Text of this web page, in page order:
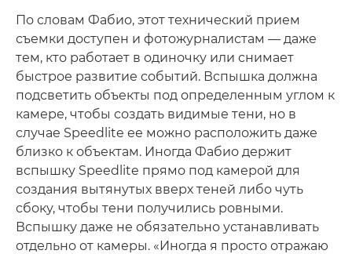
По словам Фабио, этот технический прием
съемки доступен и фотожурналистам — даже
тем, кто работает в одиночку или снимает
быстрое развитие событий. Вспышка должна
подсветить объекты под определенным углом к
камере, чтобы создать видимые тени, но в
случае Speedlite ее можно расположить даже
близко к объектам. Иногда Фабио держит
вспышку Speedlite прямо под камерой для
создания вытянутых вверх теней либо чуть
сбоку, чтобы тени получились ровными.
Вспышку даже не обязательно устанавливать
отдельно от камеры. «Иногда я просто отражаю